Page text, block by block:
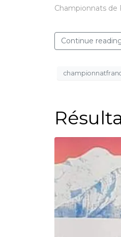
Championnats de
Continue